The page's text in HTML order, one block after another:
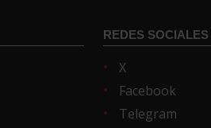
REDES SOCIALES
X
Facebook
Telegram